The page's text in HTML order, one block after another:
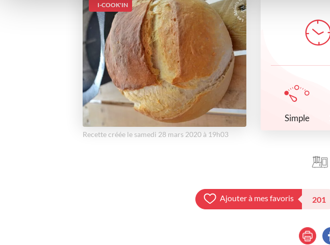
I-COOK'IN
Recette créée le samedi 28 mars 2020 à 19h03
Simple
Ajouter à mes favoris 201